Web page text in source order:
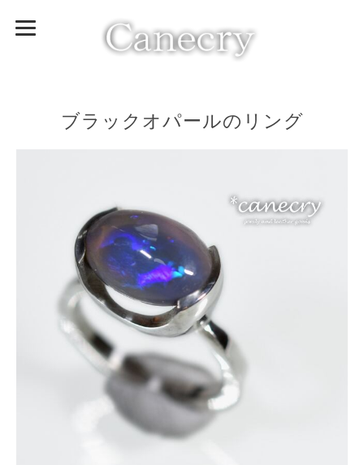
ブラックオパールのリング